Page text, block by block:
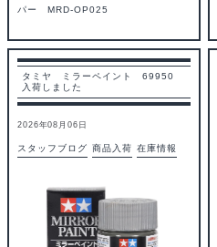
パー MRD-OP025
タミヤ ミラーペイント 69950
入荷しました
2026年08月06日
スタッフブログ 商品入荷 在庫情報